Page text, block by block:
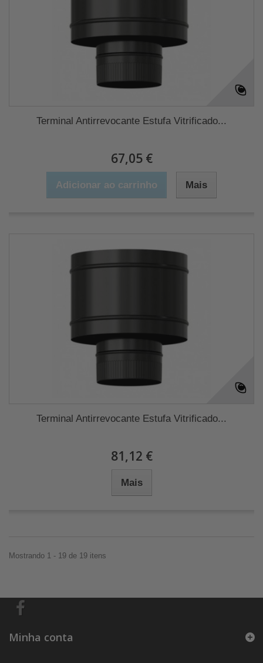
Terminal Antirrevocante Estufa Vitrificado...
67,05 €
Adicionar ao carrinho Mais
Terminal Antirrevocante Estufa Vitrificado...
81,12 €
Mais
Mostrando 1 - 19 de 19 itens
Minha conta